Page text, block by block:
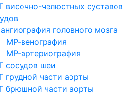
височно-челюстных суставов
головного мозга
МР-венография
МР-артериография
сосудов шеи
грудной части аорты
брюшной части аорты